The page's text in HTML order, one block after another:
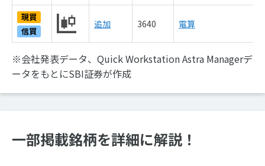
現買
信買
追加 3640 電算
※会社発表データ、Quick Workstation Astra Managerデ
ータをもとにSBI証券が作成
一部掲載銘柄を詳細に解説！